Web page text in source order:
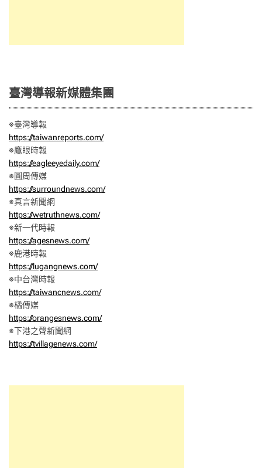
臺灣導報新媒體集團
※臺灣導報
https://taiwanreports.com/
※鷹眼時報
https://eagleeyedaily.com/
※圓周傳媒
https://surroundnews.com/
※真言新聞網
https://wetruthnews.com/
※新一代時報
https://agesnews.com/
※鹿港時報
https://lugangnews.com/
※中台灣時報
https://taiwancnews.com/
※橘傳媒
https://orangesnews.com/
※下港之聲新聞網
https://tvillagenews.com/